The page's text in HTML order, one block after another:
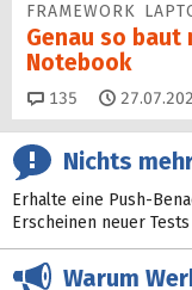
FRAMEWORK
Genau so
Notebook
135 Kommentare
Nichts
Erhalte eine Push-
Erscheinen neuer
Warum